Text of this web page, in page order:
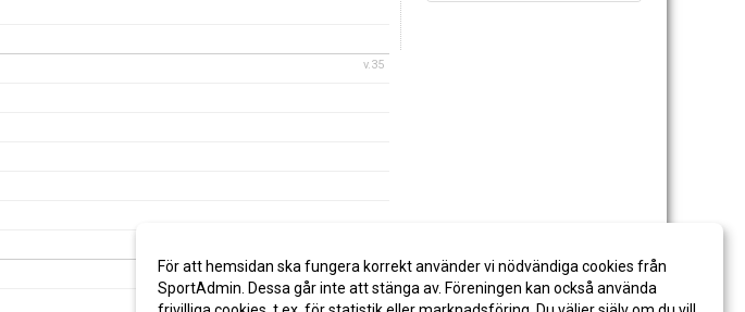
v.35
v.36
För att hemsidan ska fungera korrekt använder vi nödvändiga cookies från
SportAdmin. Dessa går inte att stänga av. Föreningen kan också använda